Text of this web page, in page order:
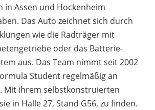
in Assen und Hockenheim
Das Auto zeichnet sich durch
wie die Radträger mit
oder das Batterie-
aus. Das Team nimmt seit 2002
Student regelmäßig an
Mit ihrem selbstkonstruierten
in Halle 27, Stand G56, zu finden.